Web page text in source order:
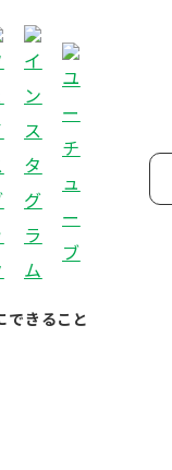
できること